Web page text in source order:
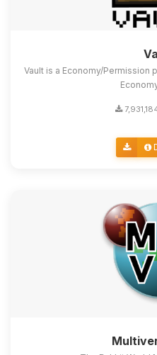
Vault is a Economy/Permission